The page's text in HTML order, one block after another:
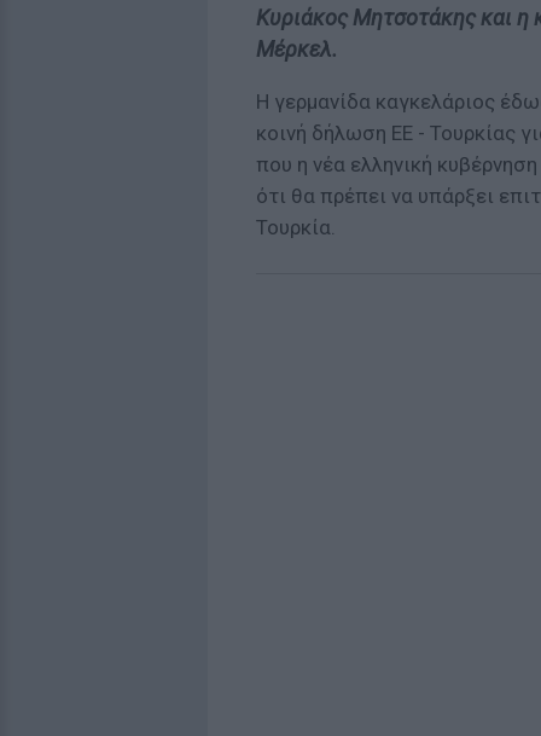
Κυριάκος Μητσοτάκης και η
Μέρκελ.
Η γερμανίδα καγκελάριος
κοινή δήλωση ΕΕ - Τουρκίας
που η νέα ελληνική
ότι θα πρέπει να υπάρξει
Τουρκία.